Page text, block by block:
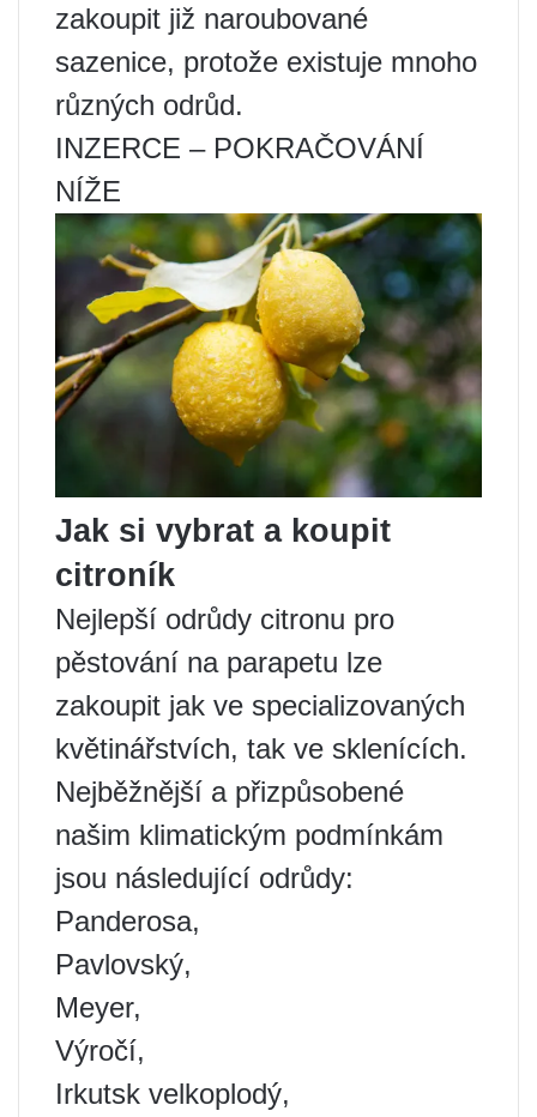
zakoupit již naroubované
sazenice, protože existuje mnoho
různých odrůd.
INZERCE – POKRAČOVÁNÍ
NÍŽE
Jak si vybrat a koupit
citroník
Nejlepší odrůdy citronu pro
pěstování na parapetu lze
zakoupit jak ve specializovaných
květinářstvích, tak ve sklenících.
Nejběžnější a přizpůsobené
našim klimatickým podmínkám
jsou následující odrůdy:
Panderosa,
Pavlovský,
Meyer,
Výročí,
Irkutsk velkoplodý,